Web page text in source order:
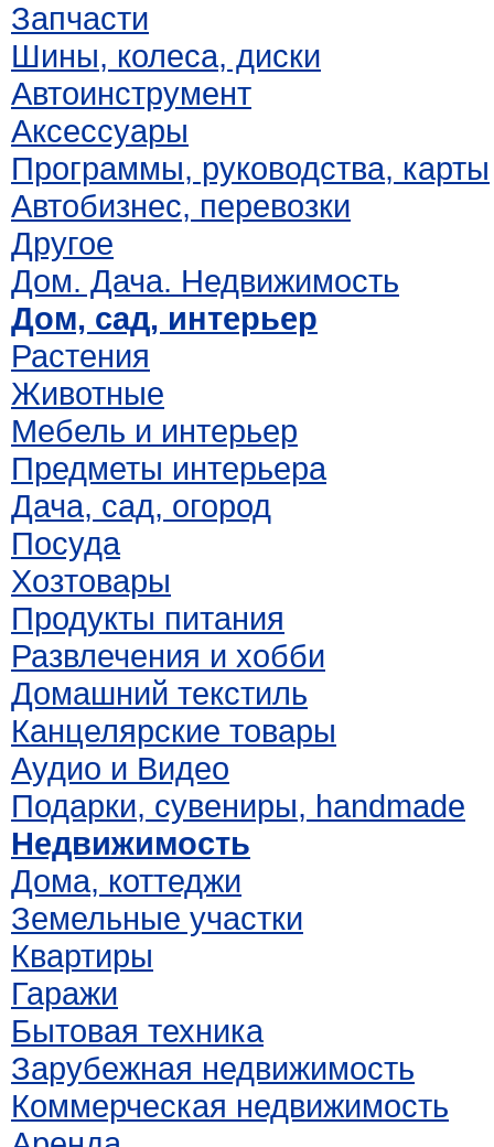
Запчасти
Шины, колеса, диски
Автоинструмент
Аксессуары
Программы, руководства, карты
Автобизнес, перевозки
Другое
Дом. Дача. Недвижимость
Дом, сад, интерьер
Растения
Животные
Мебель и интерьер
Предметы интерьера
Дача, сад, огород
Посуда
Хозтовары
Продукты питания
Развлечения и хобби
Домашний текстиль
Канцелярские товары
Аудио и Видео
Подарки, сувениры, handmade
Недвижимость
Дома, коттеджи
Земельные участки
Квартиры
Гаражи
Бытовая техника
Зарубежная недвижимость
Коммерческая недвижимость